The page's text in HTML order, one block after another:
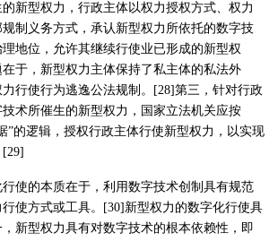
新型权力，行政主体以权力授权方式、权力
制义务方式，承认新型权力所依托的数字技
地位，允许其继续行使业已形成的新型权
于，新型权力主体保持了私主体的私法外
行使行为逃逸公法规制。[28]第三，针对行政
术所催生的新型权力，国家立法机关应按
”的逻辑，授权行政主体行使新型权力，以实现
使的本质在于，利用数字技术创制具有规范
使方式或工具。[30]新型权力的数字化行使具
新型权力具有对数字技术的根本依赖性，即